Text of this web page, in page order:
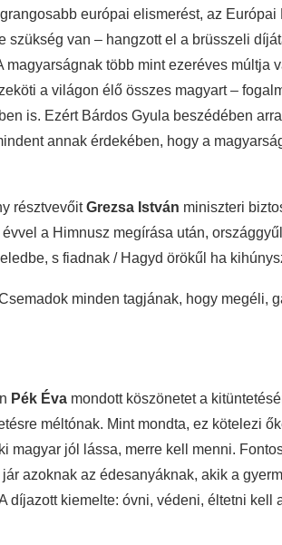
európai elismerést, az
szükség van – hangzott el a brüsszeli
magyarságnak több mint ezeréves múltja
a világon élő összes magyart –
is. Ezért Bárdos Gyula beszédében
annak érdekében, hogy a
résztvevőitGrezsa István miniszteri
a Himnusz megírása után,
s fiadnak / Hagyd örökűl ha
minden tagjának, hogy megéli,
Pék Éva mondott köszönetet a
méltónak. Mint mondta, ez kötelezi
magyar jól lássa, merre kell menni.
azoknak az édesanyáknak, akik a
díjazott kiemelte: óvni, védeni, éltetni kell